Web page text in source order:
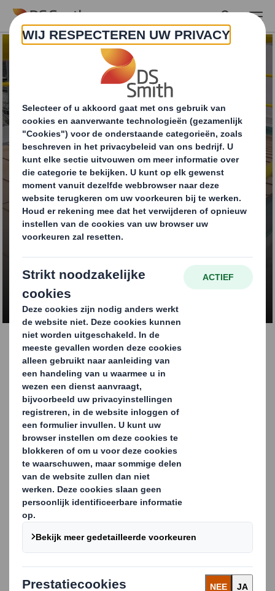
Skip to main content
Platen van golfkarton
NEEM CONTACT OP
Platen golfkarton
Golfkartonnen platen kunnen worden gebruikt om
ladingen te bevestigen en verschillende producten van
elkaar te scheiden. Ze worden tevens gebruikt als
hulpmiddel bij het stapelen, als tussenlaag tussen
karton en goederen op de pallets. We kunnen van enkel-
tot triple golf platen produceren, bedrukt of
onbedrukt, in wit of bruin, met of zonder afgeronde
hoeken en in verschillende andere variaties.
Golfkartonnen platen worden op maat gesneden via
op onze verwerkingsmachines. Rechthoekige platen